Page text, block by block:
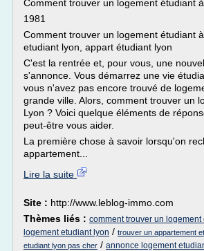
Comment trouver un logement étudiant
1981
Comment trouver un logement étudiant
etudiant lyon, appart étudiant lyon
C'est la rentrée et, pour vous, une
s'annonce. Vous démarrez une vie
vous n'avez pas encore trouvé de
grande ville. Alors, comment trouver un
Lyon ? Voici quelque éléments de
peut-être vous aider.
La première chose à savoir lorsqu'on
appartement...
Lire la suite
Site : http://www.leblog-immo.com
Thèmes liés : comment trouver un logement
logement etudiant lyon / trouver un appartement
etudiant lyon pas cher / annonce logement